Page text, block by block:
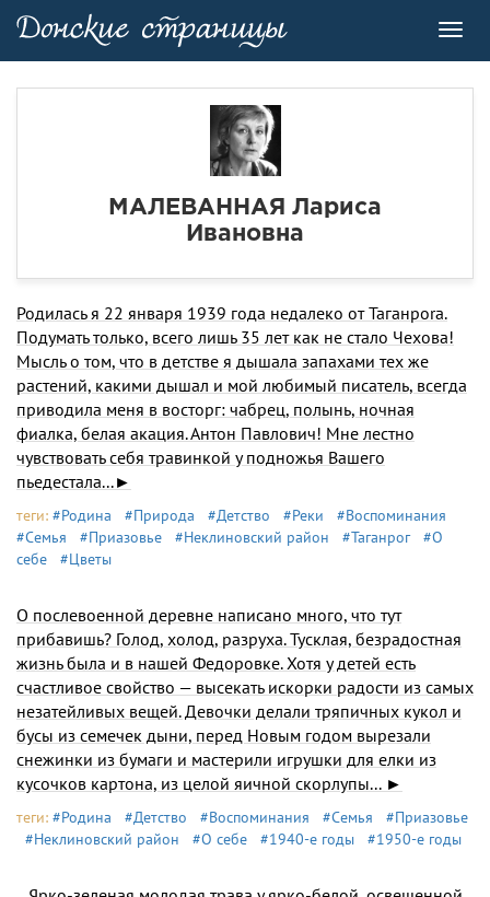
МАЛЕВАННАЯ Лариса
Ивановна
Родилась я 22 января 1939 года недалеко от Таганрora.
Подумать только, всего лишь 35 лет как не стало Чехова!
Мысль о том, что в детстве я дышала запахами тех же
растений, какими дышал и мой любимый писатель, всегда
приводила меня в восторг: чабрец, полынь, ночная
фиалка, белая акация. Антон Павлович! Мне лестно
чувствовать себя травинкой у подножья Вашего
пьедестала...►
теги: #Родина #Природа #Детство #Реки
#Воспоминания
#Семья
#Приазовье #Неклиновский район #Таганрог
#О
себе
#Цветы
О послевоенной деревне написано много, что тут
прибавишь? Голод, холод, разруха. Тусклая, без­радостная
жизнь была и в нашей Федоровке. Хотя у детей есть
счастливое свойство — высекать искорки радости из самых
незатейливых вещей. Девочки делали тряпичных кукол и
бусы из семечек дыни, перед Новым годом вырезали
снежинки из бумаги и мастерили игрушки для елки из
кусочков карто­на, из целой яичной скорлупы... ►
теги: #Родина #Детство #Воспоминания #Семья
#Приазовье
#Неклиновский район
#О себе #1940-е годы #1950-е годы